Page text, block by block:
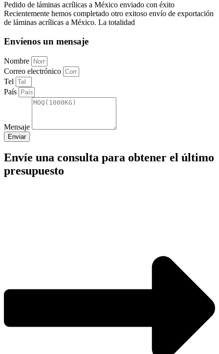
Pedido de láminas acrílicas a México enviado con éxito
Recientemente hemos completado otro exitoso envío de exportación
de láminas acrílicas a México. La totalidad
Envíenos un mensaje
Nombre
Correo electrónico
Tel
País
Mensaje
Enviar
Envíe una consulta para obtener el último
presupuesto